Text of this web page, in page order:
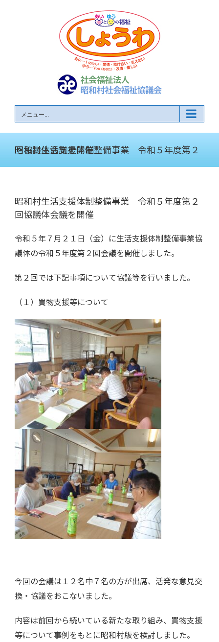
メニュー...
昭和村生活支援体制整備事業 令和５年度第２回協議体会議を開催
昭和村生活支援体制整備事業 令和５年度第２
回協議体会議を開催
令和５年７月２１日（金）に生活支援体制整備事業協
議体の令和５年度第２回会議を開催しました。
第２回では下記事項について協議等を行いました。
（１）買物支援等について
今回の会議は１２名中７名の方が出席、活発な意見交
換・協議をおこないました。
内容は前回から続いている新たな取り組み、買物支援
等について事例をもとに昭和村版を検討しました。